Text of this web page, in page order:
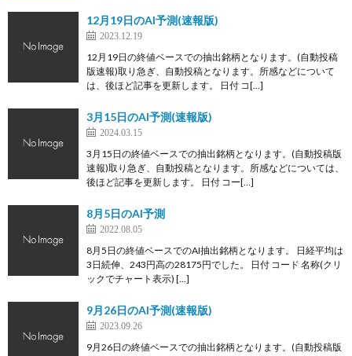
12月19日のAI予測(速報版)
2023.12.19
12月19日の終値ベースでの抽出銘柄となります。(自動投稿
版速報)取り急ぎ、自動投稿となります。所感などについて
は、後ほど記事を更新します。 日付 コ[…]
3月15日のAI予測(速報版)
2024.03.15
3月15日の終値ベースでの抽出銘柄となります。(自動投稿版
速報)取り急ぎ、自動投稿となります。所感などについては、
後ほど記事を更新します。 日付 コー[…]
8月5日のAI予測
2022.08.05
8月5日の終値ベースでのAI抽出銘柄となります。 日経平均は
3日続伸、243円高の28175円でした。 日付 コード 名称(クリ
ックでチャート表示) […]
9月26日のAI予測(速報版)
2023.09.26
9月26日の終値ベースでの抽出銘柄となります。(自動投稿版